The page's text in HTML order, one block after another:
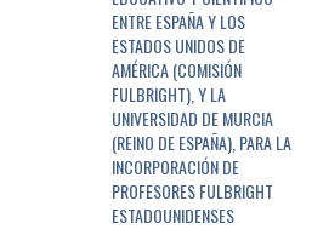
ENTRE ESPAÑA Y LOS
ESTADOS UNIDOS DE
AMÉRICA (COMISIÓN
FULBRIGHT), Y LA
UNIVERSIDAD DE MURCIA
(REINO DE ESPAÑA), PARA LA
INCORPORACIÓN DE
PROFESORES FULBRIGHT
ESTADOUNIDENSES